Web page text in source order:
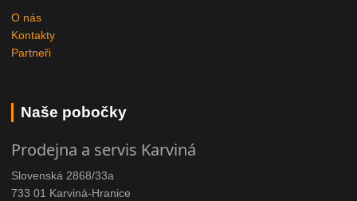
O nás
Kontakty
Partneři
Naše pobočky
Prodejna a servis Karviná
Slovenská 2868/33a
733 01 Karviná-Hranice